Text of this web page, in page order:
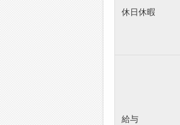
休日休暇
給与